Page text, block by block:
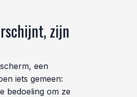
zijn
een
iets gemeen:
bedoeling om ze